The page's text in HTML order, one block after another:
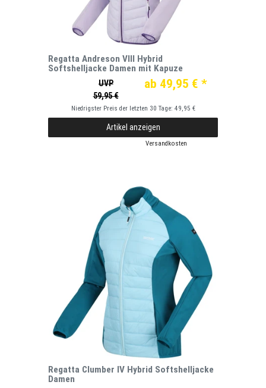
Regatta Andreson VIII Hybrid
Softshelljacke Damen mit Kapuze
UVP
59,95 €
ab 49,95 € *
Niedrigster Preis der letzten 30 Tage: 49,95 €
Artikel anzeigen
Versandkosten
Regatta Clumber IV Hybrid Softshelljacke
Damen